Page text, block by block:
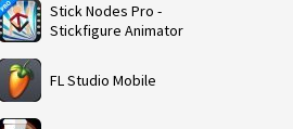
Stick Nodes Pro -
Stickfigure Animator
FL Studio Mobile